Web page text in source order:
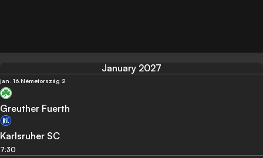
January 2027
jan. 16.Németország 2
Greuther Fuerth
Karlsruher SC
7:30